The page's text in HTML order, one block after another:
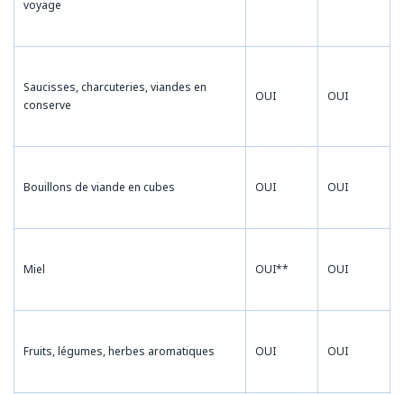
voyage
Saucisses, charcuteries, viandes en
conserve
OUI OUI
Bouillons de viande en cubes OUI OUI
Miel OUI** OUI
Fruits, légumes, herbes aromatiques OUI OUI